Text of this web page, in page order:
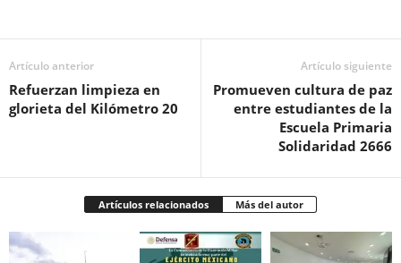
Artículo anterior
Refuerzan limpieza en
glorieta del Kilómetro 20
Artículo siguiente
Promueven cultura de paz
entre estudiantes de la
Escuela Primaria
Solidaridad 2666
Artículos relacionados Más del autor